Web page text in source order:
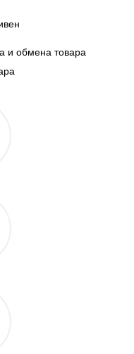
и обмена товара